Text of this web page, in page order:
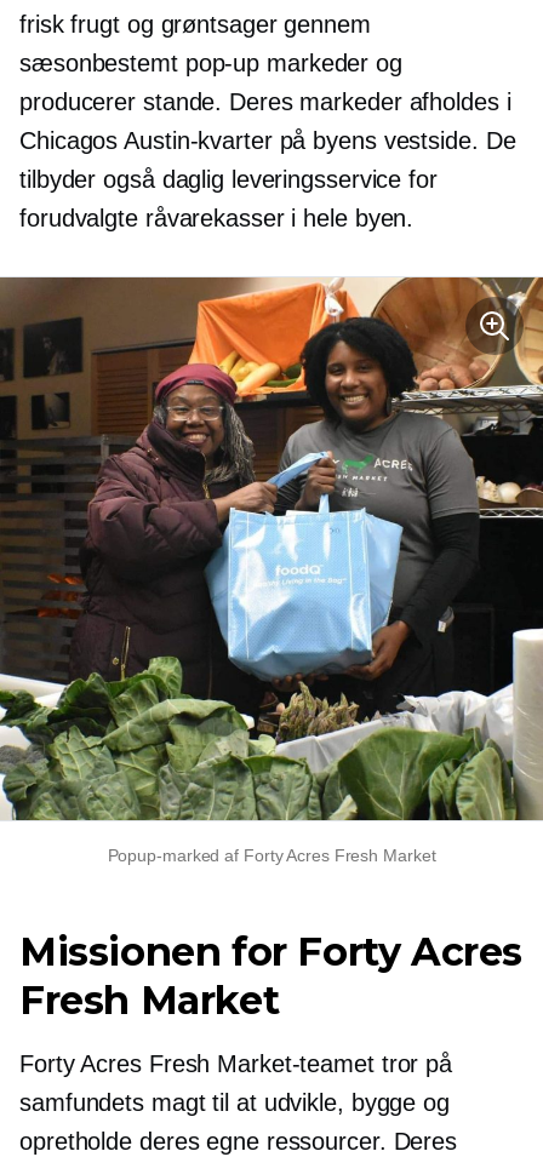
frisk frugt og grøntsager gennem
sæsonbestemt pop-up markeder og
producerer stande. Deres markeder afholdes i
Chicagos Austin-kvarter på byens vestside. De
tilbyder også daglig leveringsservice for
forudvalgte råvarekasser i hele byen.
Popup-marked af Forty Acres Fresh Market
Missionen for Forty Acres
Fresh Market
Forty Acres Fresh Market-teamet tror på
samfundets magt til at udvikle, bygge og
opretholde deres egne ressourcer. Deres